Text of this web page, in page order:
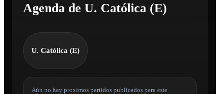
Agenda de U. Católica (E)
U. Católica (E)
Aún no hay proximos partidos publicados para este